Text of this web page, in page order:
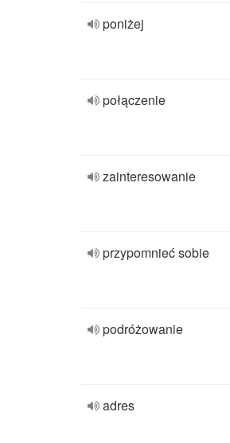
poniżej
połączenie
zainteresowanie
przypomnieć sobie
podróżowanie
adres